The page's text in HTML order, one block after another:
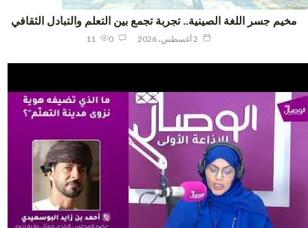
جسر اللغة الصينية.. تجربة تجمع بين التعلم والتبادل الثقافي
11